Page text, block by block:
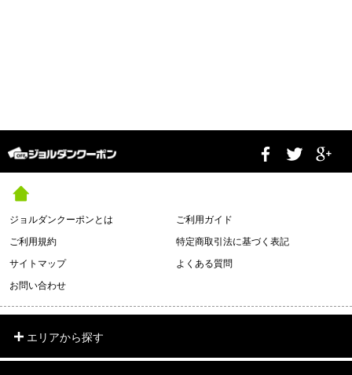
ジョルダンクーポンとは
ご利用ガイド
ご利用規約
特定商取引法に基づく表記
サイトマップ
よくある質問
お問い合わせ
エリアから探す